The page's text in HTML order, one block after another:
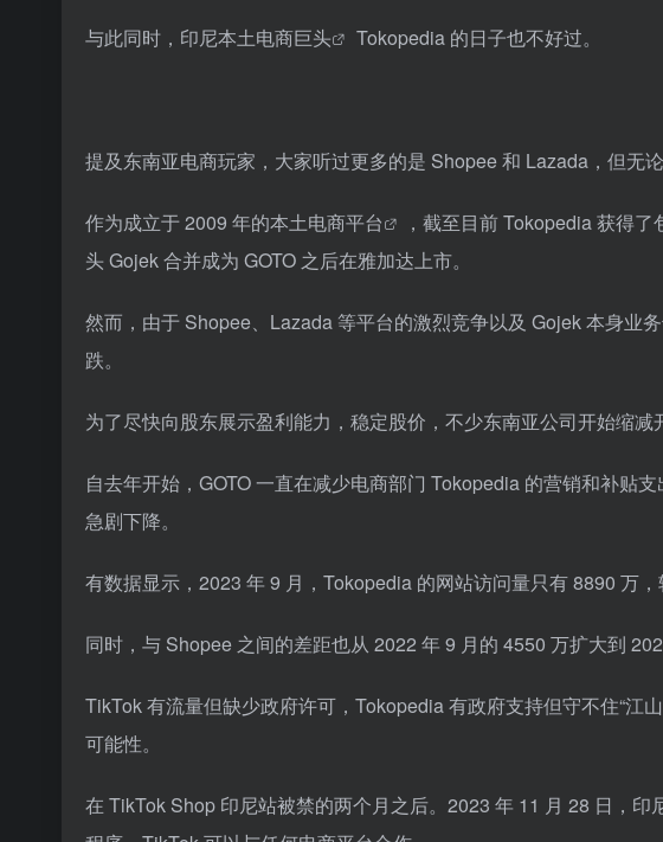
与此同时， 印尼本土电商巨头 Tokopedia 的日子也不好过。
提及东南亚电商玩家，大家听过更多的是 Shopee 和 Lazada，但无
作为成立于 2009 年的本土电商平台
，截至目前 Tokopedia 获得
头 Gojek 合并成为 GOTO 之后在雅加达上市。
然而，由于 Shopee、Lazada 等平台的激烈竞争以及 Gojek 本身业
跌。
为了尽快向股东展示盈利能力，稳定股价，不少东南亚公司开始缩减
自去年开始，GOTO 一直在减少电商部门 Tokopedia 的营销和补贴
急剧下降。
有数据显示，2023 年 9 月，Tokopedia 的网站访问量只有 8890 万
同时，与 Shopee 之间的差距也从 2022 年 9 月的 4550 万扩大到
TikTok 有流量但缺少政府许可，Tokopedia 有政府支持但守不住“江
可能性。
在 TikTok Shop 印尼站被禁的两个月之后。2023 年 11 月 28 日，